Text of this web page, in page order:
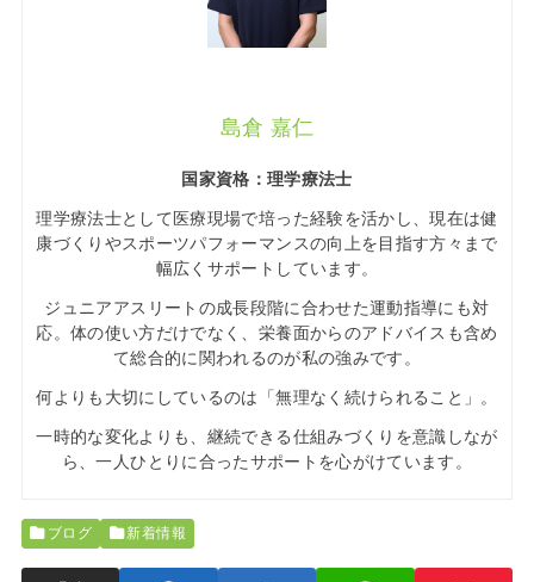
島倉 嘉仁
国家資格：理学療法士
理学療法士として医療現場で培った経験を活かし、現在は健
康づくりやスポーツパフォーマンスの向上を目指す方々まで
幅広くサポートしています。
ジュニアアスリートの成長段階に合わせた運動指導にも対
応。体の使い方だけでなく、栄養面からのアドバイスも含め
て総合的に関われるのが私の強みです。
何よりも大切にしているのは「無理なく続けられること」。
一時的な変化よりも、継続できる仕組みづくりを意識しなが
ら、一人ひとりに合ったサポートを心がけています。
ブログ 新着情報